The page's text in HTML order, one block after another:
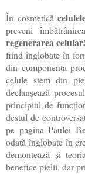
În cosmetică
preveni
regenerarea
fiind înglobate în
din componența
celule stem din
declanșează
principiul de
destul de
pe pagina Paulei
odată înglobate în
demontează și
benefice pielii, dar